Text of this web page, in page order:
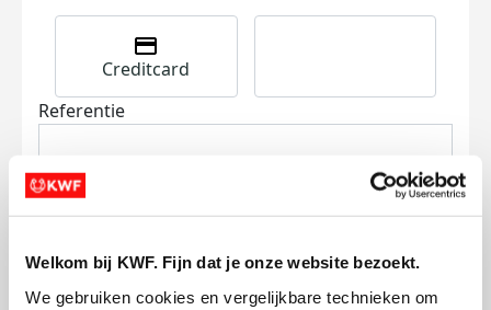
Welkom bij KWF. Fijn dat je onze website bezoekt.
We gebruiken cookies en vergelijkbare technieken om
Creditcard
Referentie